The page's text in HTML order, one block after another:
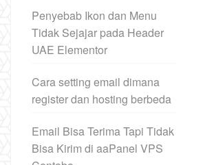
Penyebab Ikon dan Menu
Tidak Sejajar pada Header
UAE Elementor
Cara setting email dimana
register dan hosting berbeda
Email Bisa Terima Tapi Tidak
Bisa Kirim di aaPanel VPS